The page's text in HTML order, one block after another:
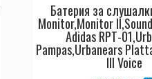
Батерия за
Monitor,Monitor
Adidas RPT-
Pampas,Urbanears
III Voice